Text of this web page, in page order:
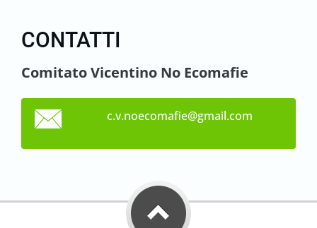
CONTATTI
Comitato Vicentino No Ecomafie
c.v.noecomafie@gmail.com